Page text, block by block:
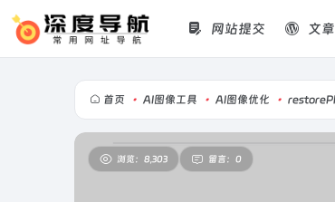
网站提交 文
首页 • AI图像工具 • AI图像优化 •
浏览：8,303 留言：0